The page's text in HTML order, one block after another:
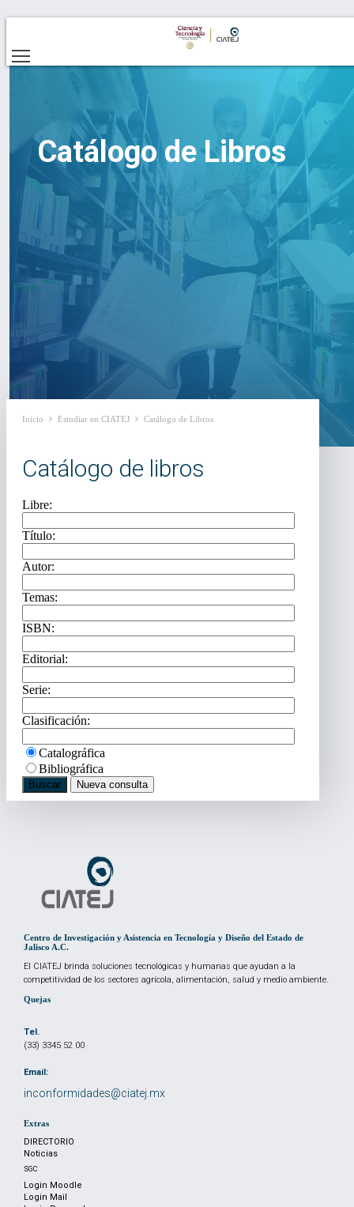
Catálogo de Libros
Inicio Estudiar en CIATEJ Catálogo de Libros
Catálogo de libros
Libre:
Título:
Autor:
Temas:
ISBN:
Editorial:
Serie:
Clasificación:
Catalográfica
Bibliográfica
Centro de Investigación y Asistencia en Tecnología y Diseño del Estado de
Jalisco A.C.
El CIATEJ brinda soluciones tecnológicas y humanas que ayudan a la
competitividad de los sectores agrícola, alimentación, salud y medio ambiente.
Quejas
Tel.
(33) 3345 52 00
Email:
inconformidades@ciatej.mx
Extras
DIRECTORIO
Noticias
SGC
Login Moodle
Login Mail